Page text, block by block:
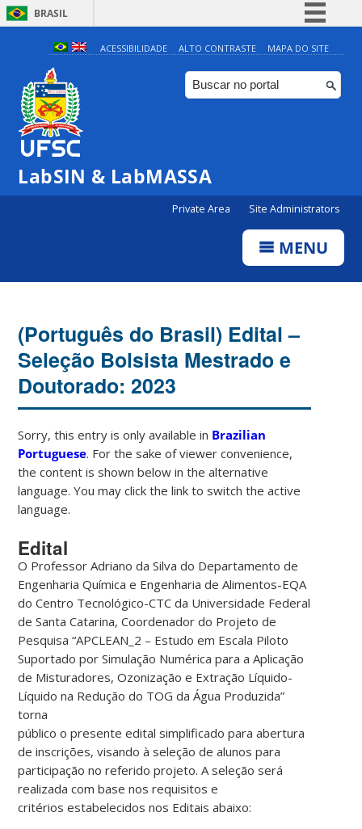
BRASIL
Simplifique!
Comunica BR
Participe
ACESSIBILIDADE ALTO CONTRASTE MAPA DO SITE
LabSIN & LabMASSA
Private Area Site Administrators
MENU
(Português do Brasil) Edital –
Seleção Bolsista Mestrado e
Doutorado: 2023
Sorry, this entry is only available in Brazilian
Portuguese. For the sake of viewer convenience,
the content is shown below in the alternative
language. You may click the link to switch the active
language.
Edital
O Professor Adriano da Silva do Departamento de
Engenharia Química e Engenharia de Alimentos-EQA
do Centro Tecnológico-CTC da Universidade Federal
de Santa Catarina, Coordenador do Projeto de
Pesquisa “APCLEAN_2 – Estudo em Escala Piloto
Suportado por Simulação Numérica para a Aplicação
de Misturadores, Ozonização e Extração Líquido-
Líquido na Redução do TOG da Água Produzida”
torna
público o presente edital simplificado para abertura
de inscrições, visando à seleção de alunos para
participação no referido projeto. A seleção será
realizada com base nos requisitos e
critérios estabelecidos nos Editais abaixo: